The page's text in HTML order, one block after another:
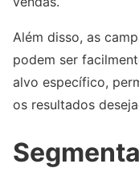
Além disso, as
podem ser
alvo específico,
os resultados